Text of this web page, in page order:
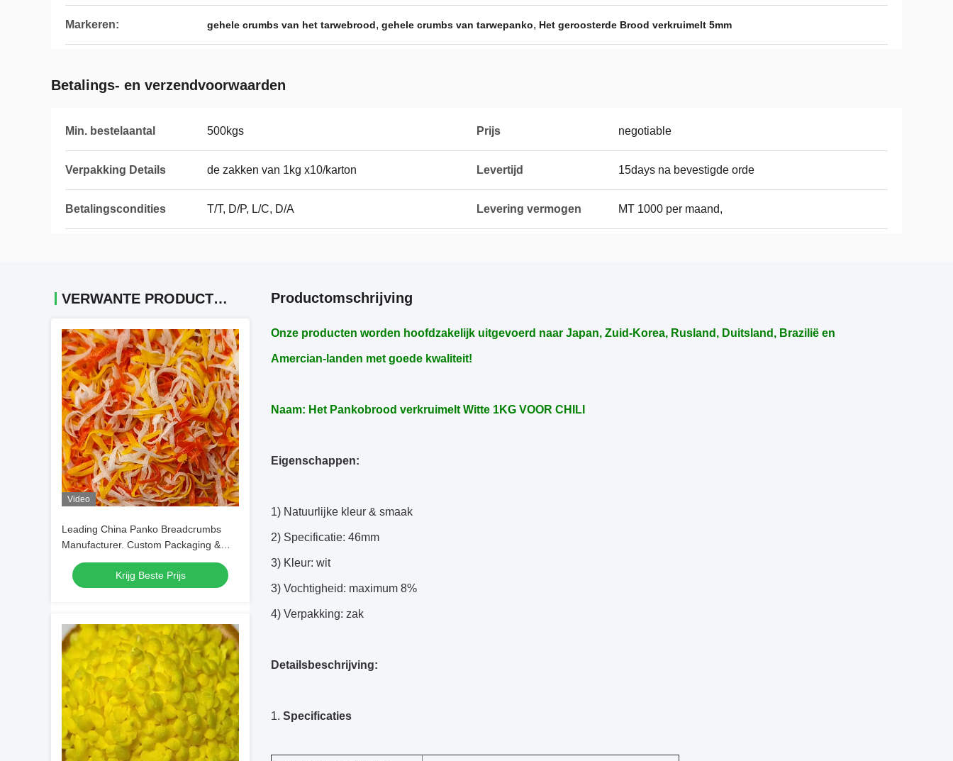
Markeren: gehele crumbs van het tarwebrood, gehele crumbs van tarwepanko, Het geroosterde Brood verkruimelt 5mm
Betalings- en verzendvoorwaarden
Min. bestelaantal 500kgs Prijs negotiable
Verpakking Details de zakken van 1kg x10/karton Levertijd 15days na bevestigde orde
Betalingscondities T/T, D/P, L/C, D/A Levering vermogen MT 1000 per maand,
VERWANTE PRODUCTEN
Video
Leading China Panko Breadcrumbs
Manufacturer. Custom Packaging &
OEM Productie
Krijg Beste Prijs
Productomschrijving
Onze producten worden hoofdzakelijk uitgevoerd naar Japan, Zuid-Korea, Rusland, Duitsland, Brazilië en
Amercian-landen met goede kwaliteit!
Naam: Het Pankobrood verkruimelt Witte 1KG VOOR CHILI
Eigenschappen:
1) Natuurlijke kleur & smaak
2) Specificatie: 46mm
3) Kleur: wit
3) Vochtigheid: maximum 8%
4) Verpakking: zak
Detailsbeschrijving:
Specificaties